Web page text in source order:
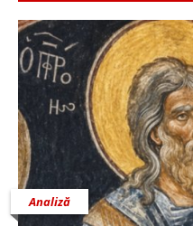
Analiză